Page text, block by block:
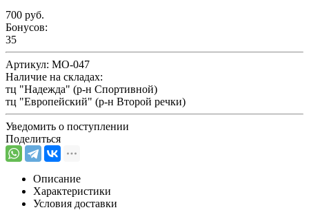
700 руб.
Бонусов:
35
Артикул: МО-047
Наличие на складах:
тц "Надежда" (р-н Спортивной)
тц "Европейский" (р-н Второй речки)
Уведомить о поступлении
Поделиться
Описание
Характеристики
Условия доставки